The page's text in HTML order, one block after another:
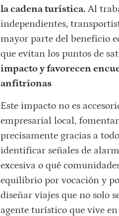
la cadena turística.Al
independientes,
mayor parte del beneficio
que evitan los puntos de
impacto y favorecen
anfitrionas
Este impacto no es
empresarial local,
precisamente gracias a
identificar señales de
excesiva o qué
equilibrio por vocación y
diseñar viajes que no solo
agente turístico que vive